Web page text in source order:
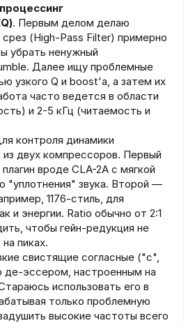
. Первым делом делаю
(High-Pass Filter) примерно
убрать ненужный
Далее ищу проблемные
узкого Q и boost'а, а затем их
часто ведется в области
и 2-5 кГц (читаемость и
контроля динамики
из двух компрессоров. Первый
вроде CLA-2A с мягкой
"уплотнения" звука. Второй —
1176-стиль, для
и энергии. Ratio обычно от 2:1
чтобы гейн-редукция не
пиках.
свистящие согласные ("с",
эссером, настроенным на
использовать его в
только проблемную
высокие частоты всего